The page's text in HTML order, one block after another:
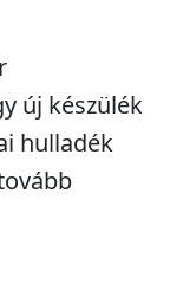
új készülék
hulladék